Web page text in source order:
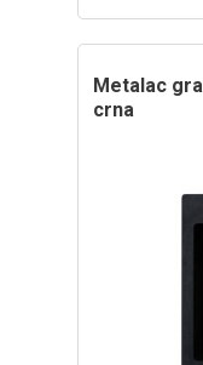
Metalac granitna sudopera X ATOS 50
crna